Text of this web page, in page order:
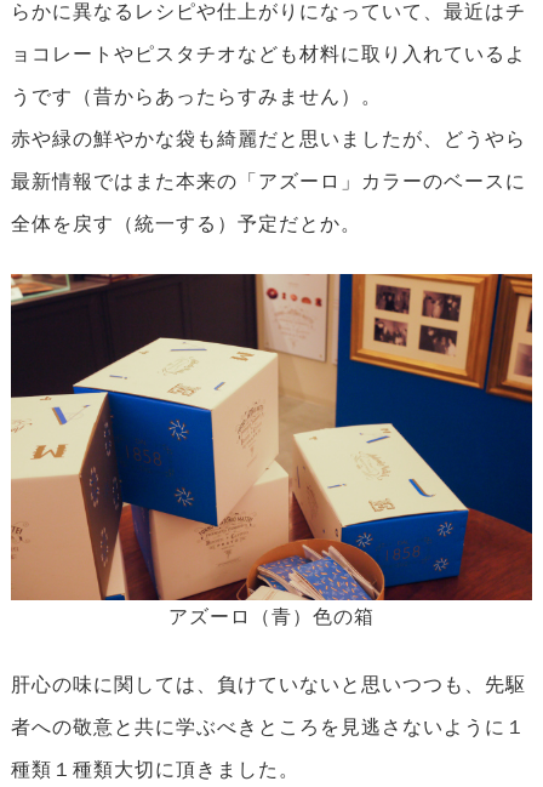
らかに異なるレシピや仕上がりになっていて、最近はチ
ョコレートやピスタチオなども材料に取り入れているよ
うです（昔からあったらすみません）。
赤や緑の鮮やかな袋も綺麗だと思いましたが、どうやら
最新情報ではまた本来の「アズーロ」カラーのベースに
全体を戻す（統一する）予定だとか。
アズーロ（青）色の箱
肝心の味に関しては、負けていないと思いつつも、先駆
者への敬意と共に学ぶべきところを見逃さないように１
種類１種類大切に頂きました。